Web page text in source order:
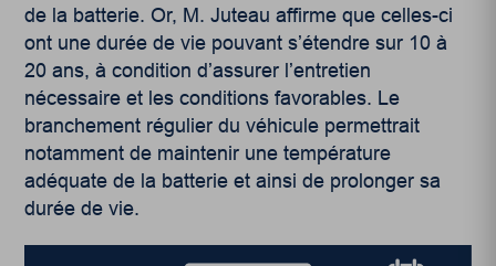
de la batterie. Or, M. Juteau affirme que celles-ci
ont une durée de vie pouvant s’étendre sur 10 à
20 ans, à condition d’assurer l’entretien
nécessaire et les conditions favorables. Le
branchement régulier du véhicule permettrait
notamment de maintenir une température
adéquate de la batterie et ainsi de prolonger sa
durée de vie.